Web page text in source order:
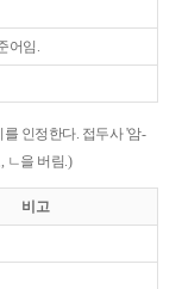
어임.
인정한다. 접두사 '암-
ㄴ을 버림.)
비고